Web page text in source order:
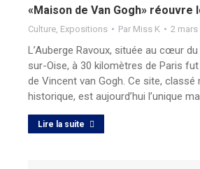
«Maison de Van Gogh» réouvre
Culture, Expositions Par Miss K 2 mars
L’Auberge Ravoux, située au cœur du
sur-Oise, à 30 kilomètres de Paris
de Vincent van Gogh. Ce site, classé
historique, est aujourd’hui l’unique
Lire la suite